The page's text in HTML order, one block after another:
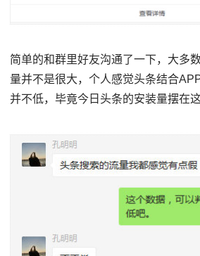
简单的和群里好友沟通了一下，大多
量并不是很大，个人感觉头条结合
并不低，毕竟今日头条的安装量摆在这